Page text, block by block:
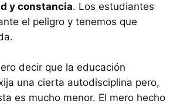
y constancia. Los estudiantes
el peligro y tenemos que
decir que la educación
una cierta autodisciplina pero,
es mucho menor. El mero hecho